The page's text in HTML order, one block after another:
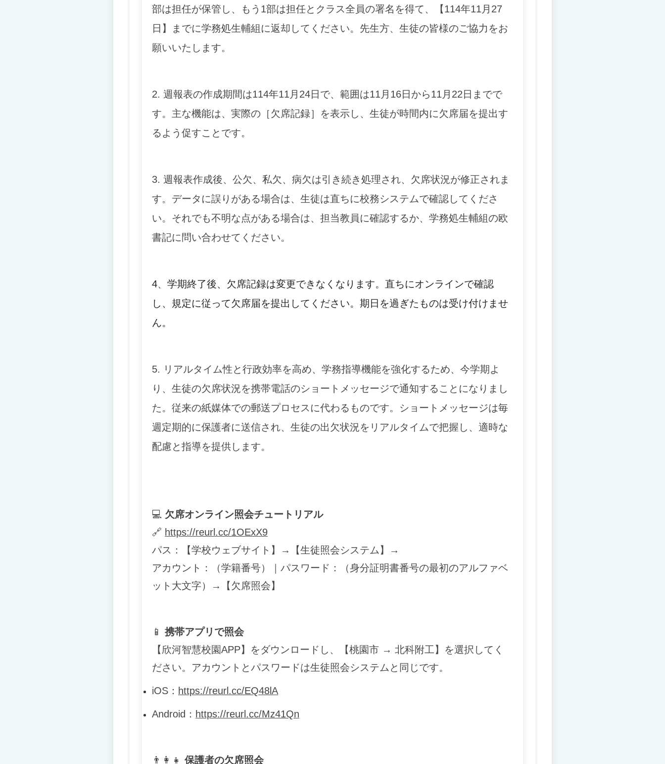
部は担任が保管し、
もう1部は担任とクラス全員の署名を得て、【114年11月27
日】
までに学務処生輔組に返却してください。先生方、生徒の皆様のご協力をお
願いいたします。
2. 週報表の作成期間は114年11月24日で、範囲は11月16日から11月22日までで
す。 主な機能は、実際の［欠席記録］を表示し、生徒が時間内に欠席届を提出す
るよう促すことです。
3. 週報表作成後、公欠、私欠、病欠は引き続き処理され、欠席状況が修正されま
す。 データに誤りがある場合は、生徒は直ちに校務システムで確認してくださ
い。 それでも不明な点がある場合は、担当教員に確認するか、学務処生輔組の欧
書記に問い合わせてください。
4、 学期終了後、欠席記録は変更できなくなります。 直ちにオンラインで確認
し、規定に従って欠席届を提出してください。期日を過ぎたものは受け付けませ
ん。
5. リアルタイム性と行政効率を高め、学務指導機能を強化するため、 今学期よ
り、生徒の欠席状況を携帯電話のショートメッセージで通知することになりまし
た。 従来の紙媒体での郵送プロセスに代わるものです。ショートメッセージは毎
週定期的に保護者に送信され、 生徒の出欠状況をリアルタイムで把握し、適時な
配慮と指導を提供します。
💻 欠席オンライン照会チュートリアル
🔗 https://reurl.cc/1OExX9
パス：【学校ウェブサイト】→【生徒照会システム】→
アカウント：（学籍番号）｜パスワード：（身分証明書番号の最初のアルファベ
ット大文字）→【欠席照会】
📱 携帯アプリで照会
【欣河智慧校園APP】をダウンロードし、【桃園市 → 北科附工】を選択してく
ださい。アカウントとパスワードは生徒照会システムと同じです。
iOS ： https://reurl.cc/EQ48lA
Android ： https://reurl.cc/Mz41Qn
👨 👩 👧 保護者の欠席照会